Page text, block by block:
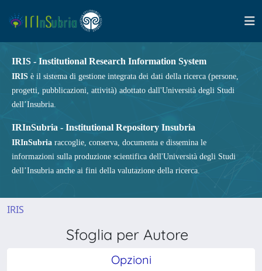
IRIS - Institutional Research Information System
IRIS è il sistema di gestione integrata dei dati della ricerca (persone,
progetti, pubblicazioni, attività) adottato dall'Università degli Studi
dell’Insubria.
IRInSubria - Institutional Repository Insubria
IRInSubria raccoglie, conserva, documenta e dissemina le
informazioni sulla produzione scientifica dell'Università degli Studi
dell’Insubria anche ai fini della valutazione della ricerca.
IRIS
Sfoglia per Autore
Opzioni